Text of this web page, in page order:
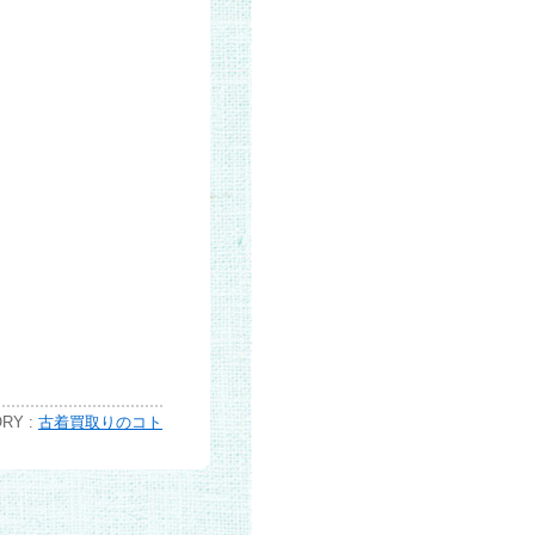
: 古着買取りのコト